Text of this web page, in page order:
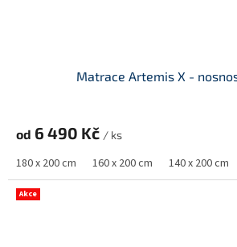
Matrace Artemis X -
od 6 490 Kč / ks
180 x 200 cm 160 x 200 cm 140 x 200 cm
Akce